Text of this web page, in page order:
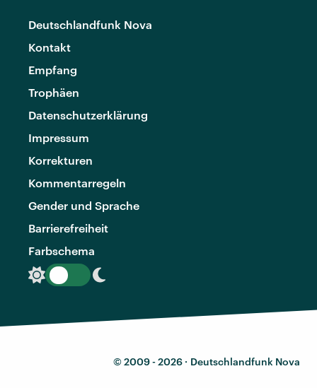
Deutschlandfunk Nova
Kontakt
Empfang
Trophäen
Datenschutzerklärung
Impressum
Korrekturen
Kommentarregeln
Gender und Sprache
Barrierefreiheit
Farbschema
© 2009 - 2026 · Deutschlandfunk Nova